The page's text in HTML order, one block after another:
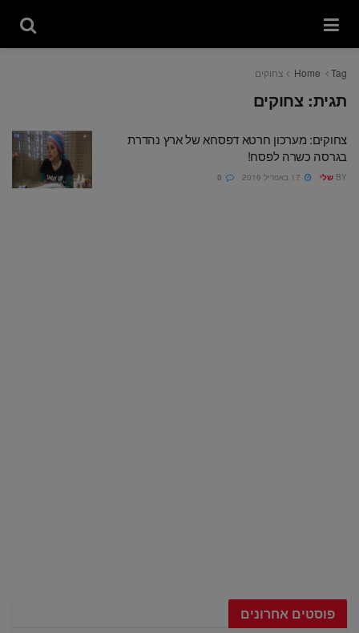
Home Tag צחוקים
תגית: צחוקים
צחוקים: מערכון חרטא דפסחא של ארץ נהדרת
בגרסה כשרה לפסח!
BY שלי
פוסטים אחרונים